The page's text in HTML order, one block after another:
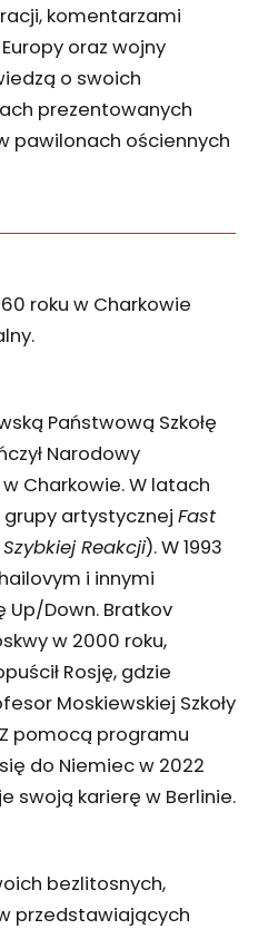
komentarzami
oraz wojny
o swoich
prezentowanych
pawilonach ościennych
roku w Charkowie
Państwową Szkołę
Narodowy
Charkowie. W latach
grupy artystycznej Fast
Reakcji). W 1993
i innymi
Up/Down. Bratkov
w 2000 roku,
Rosję, gdzie
Moskiewskiej Szkoły
pomocą programu
do Niemiec w 2022
swoją karierę w Berlinie.
bezlitosnych,
przedstawiających